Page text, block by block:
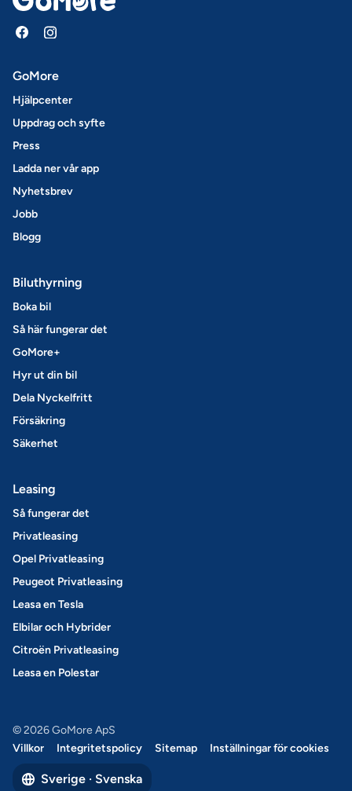
GoMore
Hjälpcenter
Uppdrag och syfte
Press
Ladda ner vår app
Nyhetsbrev
Jobb
Blogg
Biluthyrning
Boka bil
Så här fungerar det
GoMore+
Hyr ut din bil
Dela Nyckelfritt
Försäkring
Säkerhet
Leasing
Så fungerar det
Privatleasing
Opel Privatleasing
Peugeot Privatleasing
Leasa en Tesla
Elbilar och Hybrider
Citroën Privatleasing
Leasa en Polestar
© 2026 GoMore ApS
Villkor
Integritetspolicy Sitemap Inställningar för cookies
Sverige · Svenska